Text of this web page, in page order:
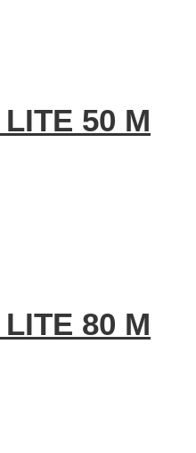
50 M
80 M